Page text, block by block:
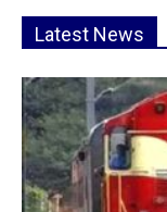
Latest News